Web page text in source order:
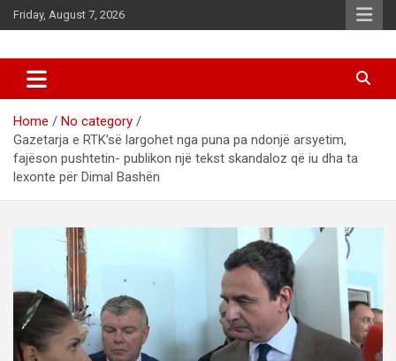
Skip
to
Friday, August 7, 2026
d7-news.com
Home
No category
Gazetarja e RTK’së largohet nga puna pa ndonjë arsyetim,
fajëson pushtetin- publikon një tekst skandaloz që iu dha ta
lexonte për Dimal Bashën